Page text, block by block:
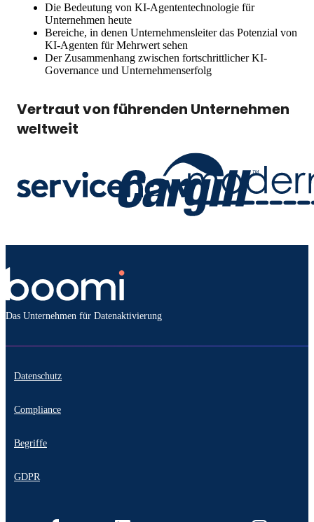
Die Bedeutung von KI-Agententechnologie für
Unternehmen heute
Bereiche, in denen Unternehmensleiter das Potenzial von
KI-Agenten für Mehrwert sehen
Der Zusammenhang zwischen fortschrittlicher KI-
Governance und Unternehmenserfolg
Vertraut von führenden Unternehmen
weltweit
Das Unternehmen für Datenaktivierung
Datenschutz
Compliance
Begriffe
GDPR